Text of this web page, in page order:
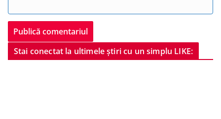
Stai conectat la ultimele știri cu un simplu LIKE: